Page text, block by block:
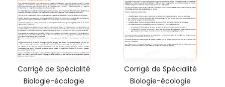
Corrigé de Spécialité
Biologie-écologie
Corrigé de Spécialité
Biologie-écologie